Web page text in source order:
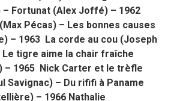
– Fortunat (Alex Joffé) – 1962
Pécas) – Les bonnes causes
– 1963 La corde au cou (Joseph
Le tigre aime la chair fraîche
– 1965 Nick Carter et le trèfle
Savignac) – Du rififi à Paname
– 1966 Nathalie